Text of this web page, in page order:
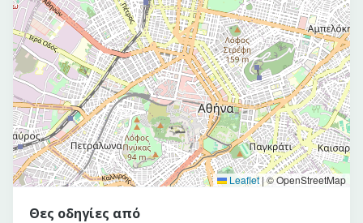
Leaflet |© OpenStreetMap
Θες οδηγίες από